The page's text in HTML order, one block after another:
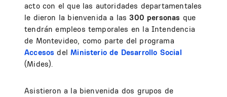
acto con el que las autoridades departamentales
le dieron la bienvenida a las300 personas que
tendrán empleos temporales en la Intendencia
de Montevideo, como parte del programa
Accesos delMinisterio de Desarrollo Social
(Mides).
Asistieron a la bienvenida dos grupos de